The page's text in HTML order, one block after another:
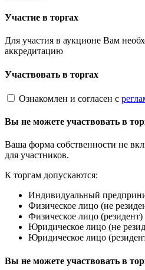
Участие в торгах
Для участия в аукционе Вам
аккредитацию
Участвовать в торгах
Ознакомлен и согласен с
Вы не можете участвовать в
Ваша форма собственности не
для участников.
К торгам допускаются:
Индивидуальный
Физическое лицо (не
Физическое лицо (резидент)
Юридическое лицо (не
Юридическое лицо
Вы не можете участвовать в